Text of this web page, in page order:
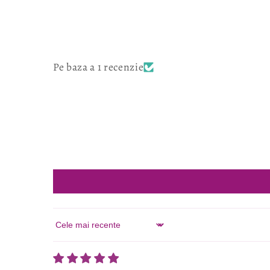
Pe baza a 1 recenzie
Sort by